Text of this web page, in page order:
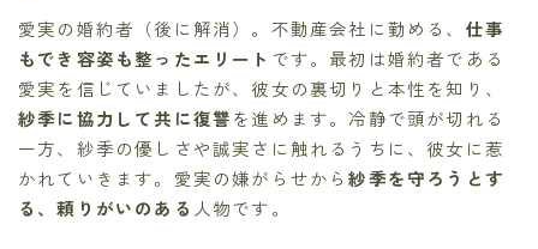
愛実の婚約者（後に解消）。不動産会社に勤める、 仕事
もでき容姿も整ったエリート です。最初は婚約者である
愛実を信じていましたが、彼女の裏切りと本性を知り、
紗季に協力して共に復讐を進めます。冷静で頭が切れる
一方、紗季の優しさや誠実さに触れるうちに、彼女に惹
かれていきます。愛実の嫌がらせから紗季を守ろうとす
る、頼りがいのある 人物です。